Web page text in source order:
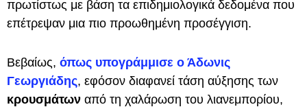
πρωτίστως με βάση τα επιδημιολογικά δεδομένα που
επέτρεψαν μια πιο προωθημένη προσέγγιση.
Βεβαίως, όπως υπογράμμισε ο Άδωνις
Γεωργιάδης, εφόσον διαφανεί τάση αύξησης των
κρουσμάτων από τη χαλάρωση του λιανεμπορίου,